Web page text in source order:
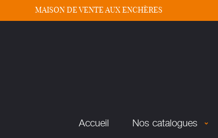
MAISON DE VENTE AUX ENCHÈRES
Accueil Nos catalogues